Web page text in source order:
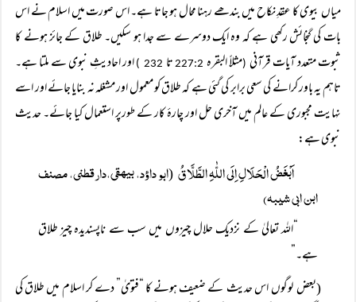
میاں بیوی کا عقدِ نکاح میں بندھے رہنا محال ہو جاتا ہے۔ اس صورت میں اسلام نے اس
بات کی گنجائش رکھی ہے کہ وہ ایک دوسرے سے جدا ہو سکیں۔ طلاق کے جائز ہونے کا
ثبوت متعدد آیات قرآنی (مثلاً البقرہ تا
اور احادیثِ نبوی سے ملتا ہے۔
تاہم یہ باور کرانے کی سعی برابر کی گئی ہے کہ طلاق کو معمول اور مشغلہ نہ بنایا جائے اور اسے
نہایت مجبوری کے عالم میں آخری حل اور چارۂ کار کے طورپر استعمال کیا جائے۔ حدیث
نبوی ہے:
اَبْغَضُ الْحَلَالِ اِلَی اللّٰہِ الطَّلَّاقُ (ابو داؤد، بیہقی،دارقطنی، مصنف
ابن ابی شیبہ)
“اللہ تعالیٰ کے نزدیک حلال چیزوں میں سب سے ناپسندیدہ چیز طلاق
ہے۔”
(بعض لوگوں اس حدیث کے ضعیف ہونے کا “فتویٰ” دے کر اسلام میں طلاق کی